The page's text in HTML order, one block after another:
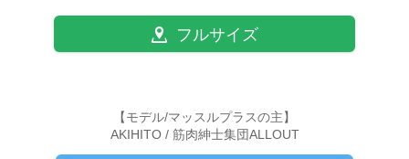
フルサイズ
【モデル/マッスルプラスの主】
AKIHITO / 筋肉紳士集団ALLOUT